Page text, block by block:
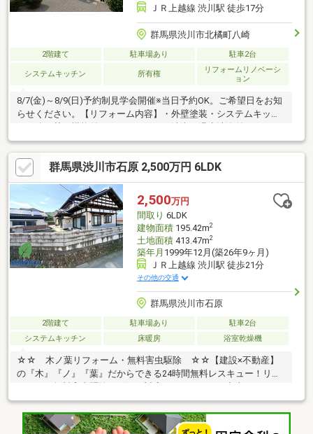
ＪＲ上越線 渋川駅 徒歩17分
群馬県渋川市北橘町八崎
2階建て 駐車場あり 駐車2台
システムキッチン 所有権
リフォームリノベーシ
ョン
8/7(金)～8/9(日)予約制見学会開催※当日予約OK。ご希望日をお知
らせください。【リフォーム内容】・外壁塗装・システムキッチ
レ、洗面化粧台新品交換・シロアリ防除工事（施工日より5年保
証）【おすすめポイント】・5SLDKの2階建て住宅。各居室6帖以
上の広さがございます。・返済額や融資可能額など、お客様のご
希望にあわせてご提案。住宅ローンが初めての方でもお気軽にご
相談ください。【周辺施設】・橘北小学校まで約200ｍ（徒歩3
分）、北橘中学校まで約1570ｍ（徒歩20分）のお子様のいるご家
族には安心な立地。
群馬県渋川市石原 2,500万円 6LDK
2,500万円
間取り 6LDK
建物面積195.42m2
土地面積413.47m2
築年月 1999年12月(築26年9ヶ月)
ＪＲ上越線 渋川駅 徒歩21分
その他の交通
群馬県渋川市石原
2階建て 駐車場あり
駐車2台
システムキッチン
床暖房 浴室乾燥機
☆☆ 木ノ葉リフォーム・無料害虫駆除 ☆☆【建設×不動産】
の『木』『ノ』『葉』だからできる24時間無料レスキュー！リフ
ターサービスがついており、住んでからの安心をずっとお届けし
ます！内覧時に、無料相談・お見積りも物件ごとに作成可能！！
オウチ探しも、リフォームも一緒に相談できます！＼弊社には、